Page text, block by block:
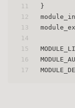
11
12
13
14
15
16
17
}